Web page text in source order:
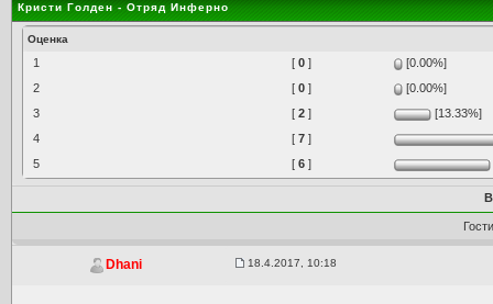
Кристи Голден - Отряд Инферно
Оценка
1 [ 0]
[0.00%]
2
[ 0]
[0.00%]
3
[ 2]
[13.33%]
4
[ 7]
5
[ 6]
Dhani 18.4.2017, 10:18